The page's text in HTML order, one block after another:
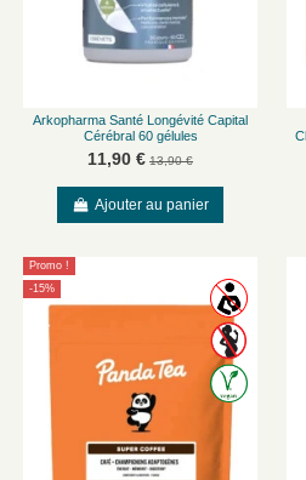
Arkopharma Santé Longévité Capital
Cérébral 60 gélules
11,90 € 13,90 €
Ajouter au panier
Promo !
-15%